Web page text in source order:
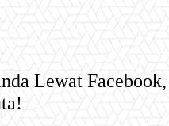
Lewat Facebook,